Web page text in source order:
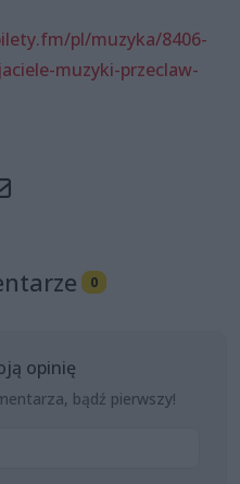
pl/muzyka/8406-
muzyki-przeclaw-
0
opinię
bądź pierwszy!